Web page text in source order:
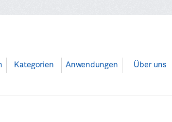
Kategorien Anwendungen Über uns